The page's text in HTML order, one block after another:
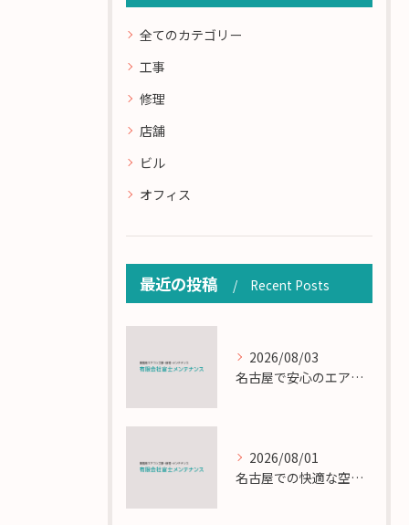
全てのカテゴリー
工事
修理
店舗
ビル
オフィス
最近の投稿 Recent Posts
2026/08/03
名古屋で安心のエアコン工事と定期メンテナンスの重要性
2026/08/01
名古屋での快適な空調を実現するエアコンサービスの技術